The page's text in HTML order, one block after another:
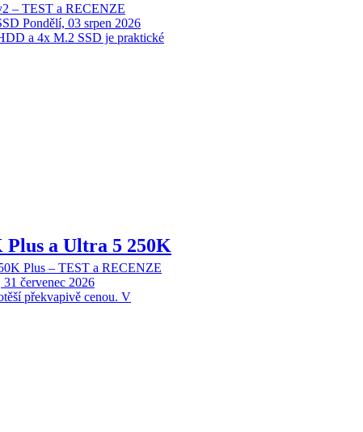
– TEST a RECENZE
Pondělí, 03 srpen 2026
a 4x M.2 SSD je praktické
a Ultra 5 250K
Plus – TEST a RECENZE
31 červenec 2026
překvapivě cenou. V